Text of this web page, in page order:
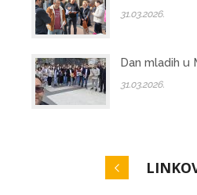
31.03.2026.
Dan mladih u
31.03.2026.